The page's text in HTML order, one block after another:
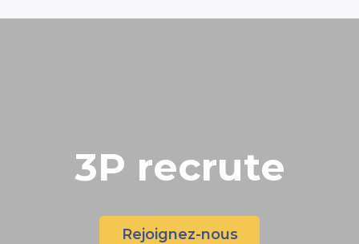
3P recrute
Rejoignez-nous